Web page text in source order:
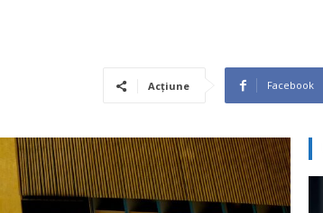
Acțiune Facebook